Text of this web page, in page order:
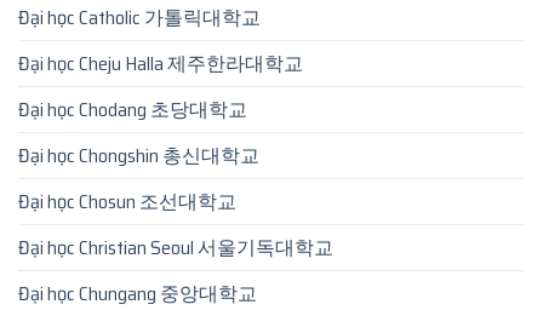
Đại học Catholic 가톨릭대학교
Đại học Cheju Halla 제주한라대학교
Đại học Chodang 초당대학교
Đại học Chongshin 총신대학교
Đại học Chosun 조선대학교
Đại học Christian Seoul 서울기독대학교
Đại học Chungang 중앙대학교